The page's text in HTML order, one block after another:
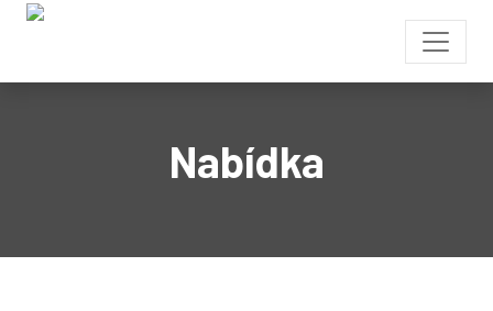
Nabídka